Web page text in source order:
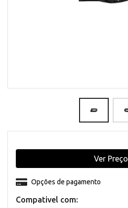
Compativel com:
Opções de pagamento
Ver Preço